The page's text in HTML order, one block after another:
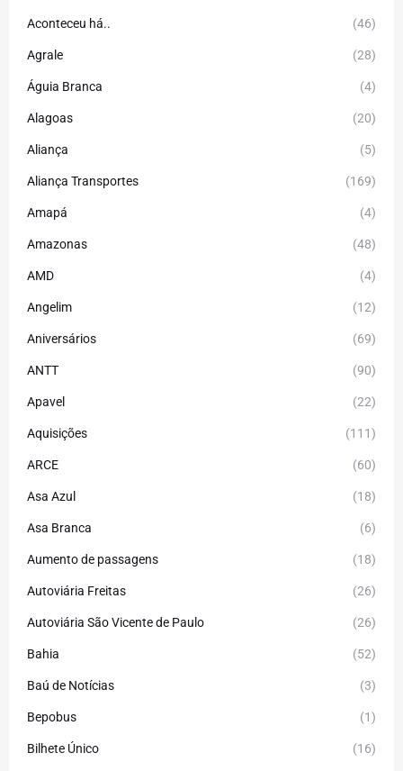
Aconteceu há.. (46)
Agrale (28)
Águia Branca (4)
Alagoas (20)
Aliança (5)
Aliança Transportes (169)
Amapá (4)
Amazonas (48)
AMD (4)
Angelim (12)
Aniversários (69)
ANTT (90)
Apavel (22)
Aquisições (111)
ARCE (60)
Asa Azul (18)
Asa Branca (6)
Aumento de passagens (18)
Autoviária Freitas (26)
Autoviária São Vicente de Paulo (26)
Bahia (52)
Baú de Notícias (3)
Bepobus (1)
Bilhete Único (16)